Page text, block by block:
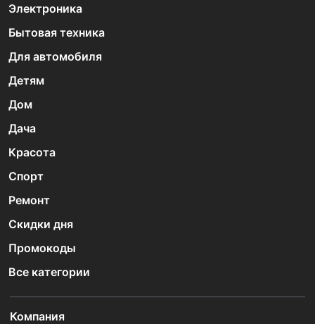
Электроника
Бытовая техника
Для автомобиля
Детям
Дом
Дача
Красота
Спорт
Ремонт
Скидки дня
Промокоды
Все категории
Компания